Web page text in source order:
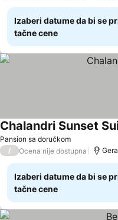
Izaberi datume da bi se
tačne cene
Pansion sa doručkom
Chalandri Sunset
/ Ocena nije dostupna
Izaberi datume da bi se
tačne cene